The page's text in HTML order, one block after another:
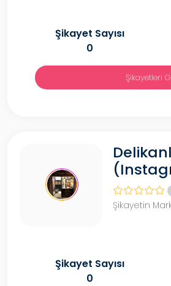
Şikayet Sayısı
0
Şikayetleri
Şikayetin
Şikayet Sayısı
0